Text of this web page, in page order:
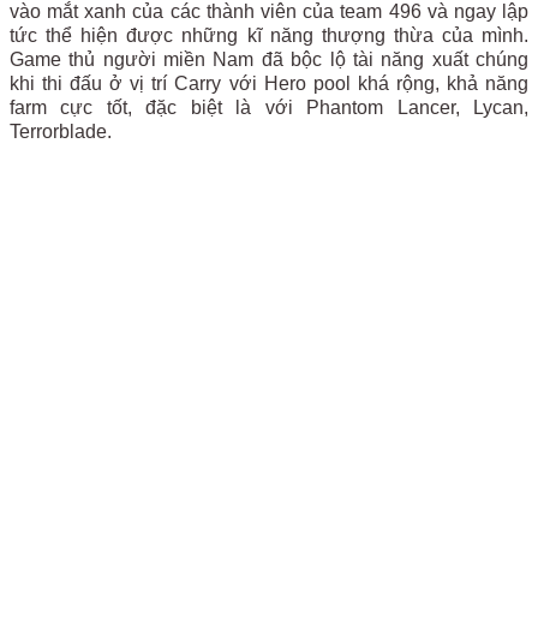
vào mắt xanh của các thành viên của team 496 và ngay lập
tức thể hiện được những kĩ năng thượng thừa của mình.
Game thủ người miền Nam đã bộc lộ tài năng xuất chúng
khi thi đấu ở vị trí Carry với Hero pool khá rộng, khả năng
farm cực tốt, đặc biệt là với Phantom Lancer, Lycan,
Terrorblade.